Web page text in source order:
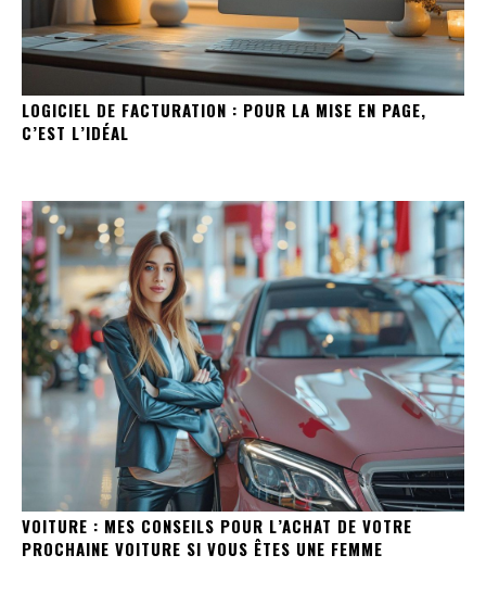
LOGICIEL DE FACTURATION : POUR LA MISE EN PAGE,
C’EST L’IDÉAL
VOITURE : MES CONSEILS POUR L’ACHAT DE VOTRE
PROCHAINE VOITURE SI VOUS ÊTES UNE FEMME